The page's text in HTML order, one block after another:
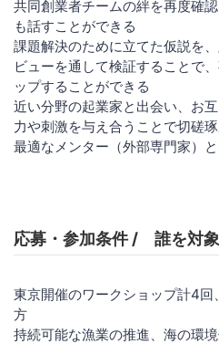
共同創業者チームの絆を再度確
も話すことができる
課題解決のために立てた仮説を
ビューを通して検証することで
ップすることができる
近い分野の起業家と出会い、お
力や刺激を与え合うことで切磋
最適なメンター（外部専門家）
応募・参加条件 / 誰を対
東京開催のワークショップ計4
方
持続可能な漁業の推進、海の環